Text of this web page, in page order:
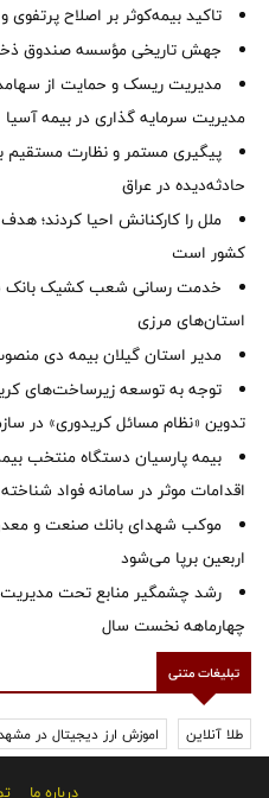
تاکید بیمه‌کوثر بر اصلاح پرتفوی
جهش تاریخی مؤسسه صندوق
مدیریت ریسک و حمایت از
مدیریت سرمایه گذاری در بیمه آسیا
پیگیری مستمر و نظارت مستقیم
حادثه‌دیده در عراق
ملل را کارکنانش احیا کردند؛
کشور است
خدمت رسانی شعب کشیک بانک
استان‌‌های مرزی
‌مدیر استان گیلان بیمه دی
توجه به توسعه زیرساخت‌های
تدوین «نظام مسائل کریدوری» در
بیمه پارسیان دستگاه منتخب
اقدامات موثر در سامانه فواد
موكب شهدای بانك صنعت و معدن
اربعین برپا می‌شود
رشد چشمگیر منابع تحت
چهارماهه نخست سال
تبلیغات متنی
طلا آنلاین اموزش ارز دیجیتال در
درباره ما